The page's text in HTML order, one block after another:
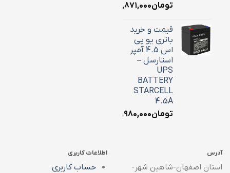
تومان۲,۸۷۱,۰۰۰
قیمت و خرید
باتری یو پی
اس 4.5 آمپر
استارسل –
UPS
BATTERY
STARCELL
4.5A
تومان۱,۹۸۰,۰۰۰
آدرس
استان اصفهان-شاهین شهر-
اطلاعات کاربری
حساب کاربری